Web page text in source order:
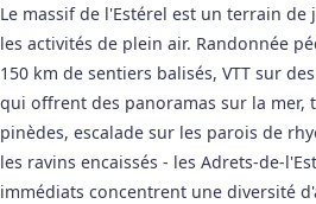
Le massif de l'Estérel est un terrain
les activités de plein air. Randonnée
150 km de sentiers balisés, VTT sur
qui offrent des panoramas sur la mer,
pinèdes, escalade sur les parois de
les ravins encaissés - les Adrets-de-
immédiats concentrent une diversité